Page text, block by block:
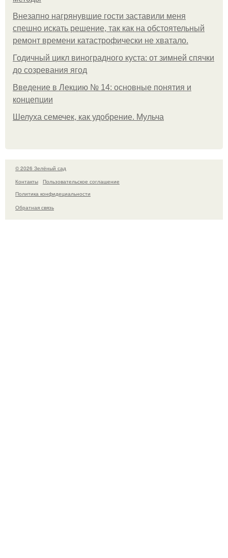
Внезапно нагрянувшие гости заставили меня
спешно искать решение, так как на обстоятельный
ремонт времени катастрофически не хватало.
Годичный цикл виноградного куста: от зимней спячки
до созревания ягод
Введение в Лекцию № 14: основные понятия и
концепции
Шелуха семечек, как удобрение. Мульча
© 2026 Зелёный сад
Контакты
Пользовательское соглашение
Политика конфидециальности
Обратная связь